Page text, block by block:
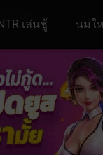
เล่นชู้ นมใ